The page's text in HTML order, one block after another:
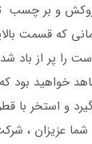
روکش و بر چسب
که قسمت
را پر از باد
خواهید بود
عزیزان ،